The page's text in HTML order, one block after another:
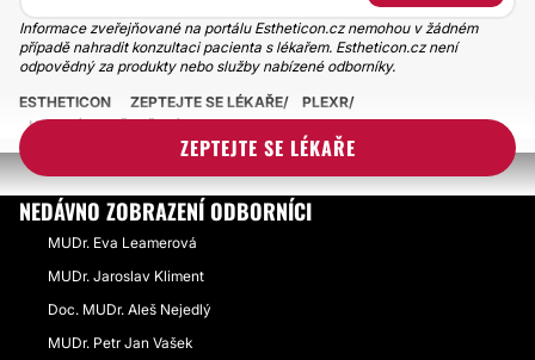
Informace zveřejňované na portálu Estheticon.cz nemohou v žádném
případě nahradit konzultaci pacienta s lékařem. Estheticon.cz není
odpovědný za produkty nebo služby nabízené odborníky.
ZEPTEJTE SE LÉKAŘE
ESTHETICON ZEPTEJTE SE LÉKAŘE
PLEXR
HOJENÍ PO OŠETŘENÍ PLEXREM
NEDÁVNO ZOBRAZENÍ ODBORNÍCI
MUDr. Eva Leamerová
MUDr. Jaroslav Kliment
Doc. MUDr. Aleš Nejedlý
MUDr. Petr Jan Vašek